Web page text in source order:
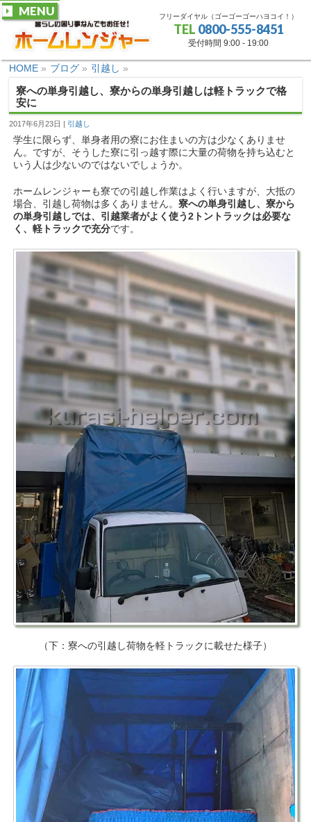
フリーダイヤル（ゴーゴーゴーハヨコイ！）
TEL 0800-555-8451
受付時間 9:00 - 19:00
MENU
HOME » ブログ » 引越し »
寮への単身引越し、寮からの単身引越しは軽トラックで格
安に
2017年6月23日 引越し
学生に限らず、単身者用の寮にお住まいの方は少なくありませ
ん。ですが、そうした寮に引っ越す際に大量の荷物を持ち込むと
いう人は少ないのではないでしょうか。
ホームレンジャーも寮での引越し作業はよく行いますが、大抵の
場合、引越し荷物は多くありません。寮への単身引越し、寮から
の単身引越しでは、引越業者がよく使う2トントラックは必要な
く、軽トラックで充分です。
（下：寮への引越し荷物を軽トラックに載せた様子）